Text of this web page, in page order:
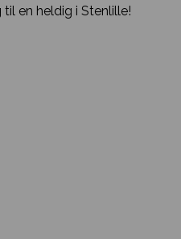
en heldig i Stenlille!